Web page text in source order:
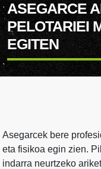
ASEGARCE
PELOTARIEI
EGITEN
Asegarcek bere
eta fisikoa egin zien.
indarra neurtzeko